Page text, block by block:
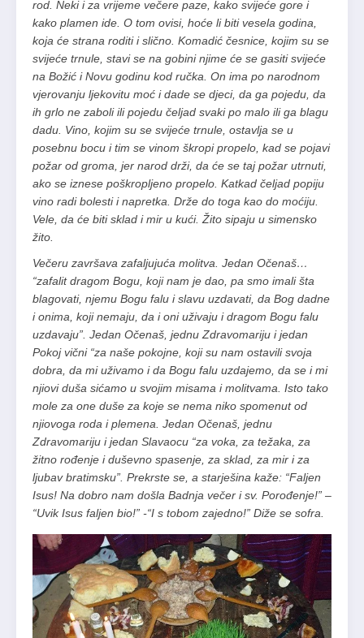
rod. Neki i za vrijeme večere paze, kako svijeće gore i
kako plamen ide. O tom ovisi, hoće li biti vesela godina,
koja će strana roditi i slično. Komadić česnice, kojim su se
svijeće trnule, stavi se na gobini njime će se gasiti svijeće
na Božić i Novu godinu kod ručka. On ima po narodnom
vjerovanju ljekovitu moć i dade se djeci, da ga pojedu, da
ih grlo ne zaboli ili pojedu čeljad svaki po malo ili ga blagu
dadu. Vino, kojim su se svijeće trnule, ostavlja se u
posebnu bocu i tim se vinom škropi propelo, kad se pojavi
požar od groma, jer narod drži, da će se taj požar utrnuti,
ako se iznese poškropljeno propelo. Katkad čeljad popiju
vino radi bolesti i napretka. Drže do toga kao do moćiju.
Vele, da će biti sklad i mir u kući. Žito sipaju u simensko
žito.
Večeru završava zafaljujuća molitva. Jedan Očenaš…
“zafalit dragom Bogu, koji nam je dao, pa smo imali šta
blagovati, njemu Bogu falu i slavu uzdavati, da Bog dadne
i onima, koji nemaju, da i oni uživaju i dragom Bogu falu
uzdavaju”. Jedan Očenaš, jednu Zdravomariju i jedan
Pokoj vični “za naše pokojne, koji su nam ostavili svoja
dobra, da mi uživamo i da Bogu falu uzdajemo, da se i mi
njiovi duša sićamo u svojim misama i molitvama. Isto tako
mole za one duše za koje se nema niko spo­menut od
njiovoga roda i plemena. Jedan Očenaš, jednu
Zdravomariju i jedan Slavaocu “za voka, za težaka, za
žitno rođenje i duševno spasenje, za sklad, za mir i za
ljubav bratimsku”. Prekrste se, a starješina kaže: “Faljen
Isus! Na dobro nam došla Badnja večer i sv. Porođenje!” –
“Uvik Isus faljen bio!” -“I s tobom zajedno!” Diže se sofra.